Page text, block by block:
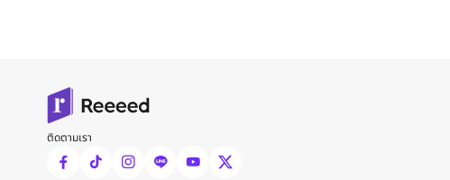
ติดตามเรา